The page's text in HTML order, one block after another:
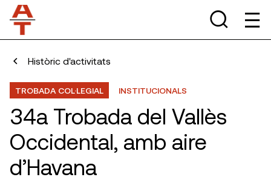
Històric d'activitats
TROBADA COL·LEGIAL INSTITUCIONALS
34a Trobada del Vallès
Occidental, amb aire
d’Havana